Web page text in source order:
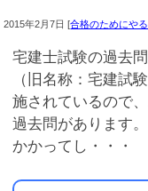
2015年2月7日 [合格のためにや
宅建士試験の過去
（旧名称：宅建試
施されているので
過去問があります
かかってし・・・